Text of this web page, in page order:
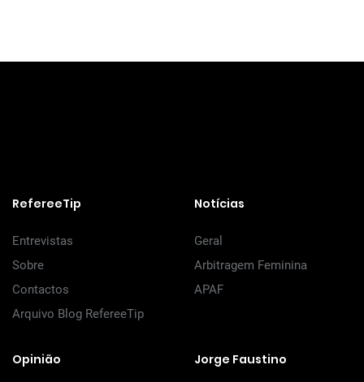
RefereeTip
Entrevistas
Sobre
Contactos
Arquivo Blog RefereeTip
Notícias
Geral
Arbitragem Feminina
APAF
Opinião Jorge Faustino